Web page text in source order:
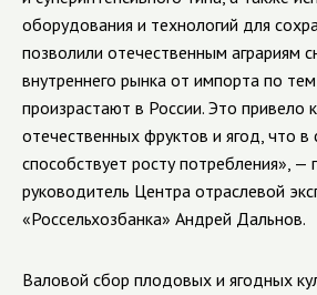
оборудования и технологий для
позволили отечественным аграриям
внутреннего рынка от импорта по
произрастают в России. Это привело
отечественных фруктов и ягод, что
способствует росту потребления», —
руководитель Центра отраслевой
«Россельхозбанка» Андрей Дальнов.
Валовой сбор плодовых и ягодных